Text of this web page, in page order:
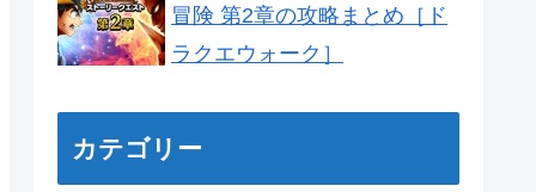
冒険 第2章の攻略まとめ［ド
ラクエウォーク］
カテゴリー